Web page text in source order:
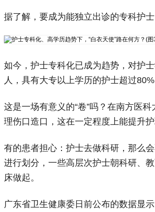
据了解，要成为能独立出诊的专科护
如今，护士专科化已成为趋势，对护
人，具有大专以上学历的护士超过
这是一场有意义的“卷”吗？在南方医
理伤口造口，这在一定程度上能提升
有的患者担心：护士去做科研，那么
进行划分，一些高层次护士朝科研、
床做起。
广东省卫生健康委日前公布的数据显